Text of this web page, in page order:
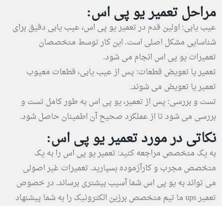
مراحل تعمیر یو پی اس:
عیب یابی: اولین قدم در تعمیر یو پی اس، عیب یابی دقیق برای
شناسایی مشکل اصلی است. این کار توسط متخصصان
تعمیرات یو پی اس انجام می شود.
تعمیر یا تعویض قطعات: پس از عیب یابی، قطعات معیوب
تعمیر یا تعویض می شوند.
تست و بررسی: پس از تعمیر، یو پی اس به طور کامل تست و
بررسی می شود تا از عملکرد صحیح آن اطمینان حاصل شود.
نکاتی در مورد تعمیر یو پی اس:
به یک متخصص مراجعه کنید: تعمیر یو پی اس را به یک
متخصص مجرب و کارآزموده بسپارید. تعمیرات غیر اصولی
می تواند به یو پی اس شما آسیب بیشتری برساند. در خصوص
تعمیر ups ما تیم متخصص برزین الکترونیک را به شما پیشنهاد